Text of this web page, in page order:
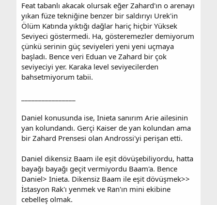
Genişletmek için tıkla ...
ranker denilebilir. Tecrübe etkeni de önemli burda.
The Last Outlaw' Alıntı:
İkinci sorum, Daniel bir 10 aile üyesine karşı, misal
Inieta'ya karşı shinso absorbe ve canlandırma
tekniğiyle diş geçirebilir mi?
Kökenine ve gelişme sürecine bağlı. Ana aileden geliyosa
ran gibi. Aynı yaş baz aldığımızda yenemez diye
adam. Ama devamında ise ana aileden olan ran ın da
aile olduğu da önemli diş geçirmesinde...
Feat tabanlı akacak olursak eğer Zahard'ın o arenayı
yıkan füze tekniğine benzer bir saldırıyı Urek'in
Ölüm Katında yıktığı dağlar hariç hiçbir Yüksek
Seviyeci göstermedi. Ha, gösteremezler demiyorum
çünkü serinin güç seviyeleri yeni yeni uçmaya
başladı. Bence veri Eduan ve Zahard bir çok
seviyeciyi yer. Karaka level seviyecilerden
bahsetmiyorum tabii.
Daniel konusunda ise, Inieta sanırım Arie ailesinin
yan kolundandı. Gerçi Kaiser de yan kolundan ama
bir Zahard Prensesi olan Androssi'yi perişan etti.
Daniel dikensiz Baam ile eşit dövüşebiliyordu, hatta
bayağı bayağı geçit vermiyordu Baam'a. Bence
Daniel> Inieta. Dikensiz Baam ile eşit dövüşmek>>
İstasyon Rak'ı yenmek ve Ran'ın mini ekibine
cebelleş olmak.